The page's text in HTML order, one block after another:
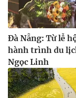
Đà Nẵng: Từ lễ
hành trình du
Ngọc Linh